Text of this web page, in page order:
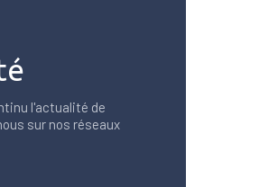
l'actualité de
sur nos réseaux